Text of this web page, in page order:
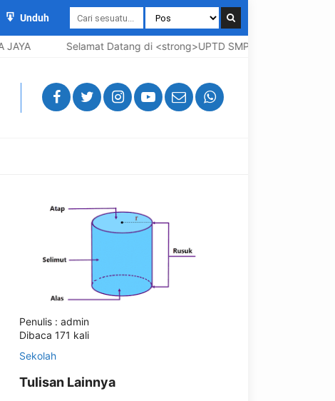
Unduh
Selamat Datang di <strong>UPTD SMP Negeri 3 Bangkalan</
Penulis : admin
Dibaca 171 kali
Sekolah
Tulisan Lainnya